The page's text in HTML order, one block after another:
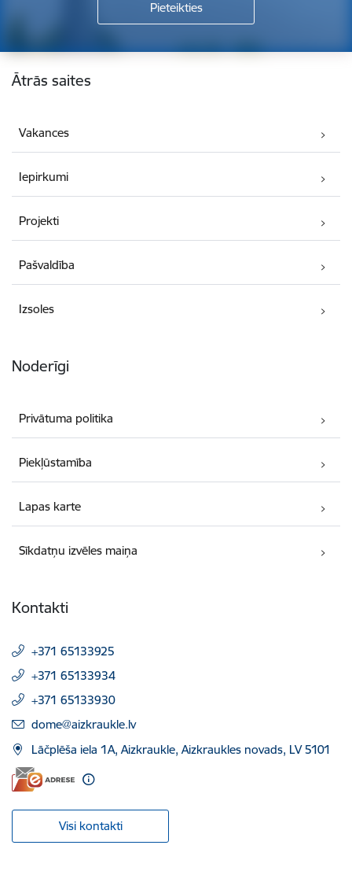
Kājene
Ātrās saites
Vakances
Iepirkumi
Projekti
Pašvaldība
Izsoles
Noderīgi
Privātuma politika
Piekļūstamība
Lapas karte
Sīkdatņu izvēles maiņa
Kontakti
+371 65133925
+371 65133934
+371 65133930
E-pasts:
dome@aizkraukle.lv
Lāčplēša iela 1A, Aizkraukle, Aizkraukles novads, LV 5101
Visi kontakti